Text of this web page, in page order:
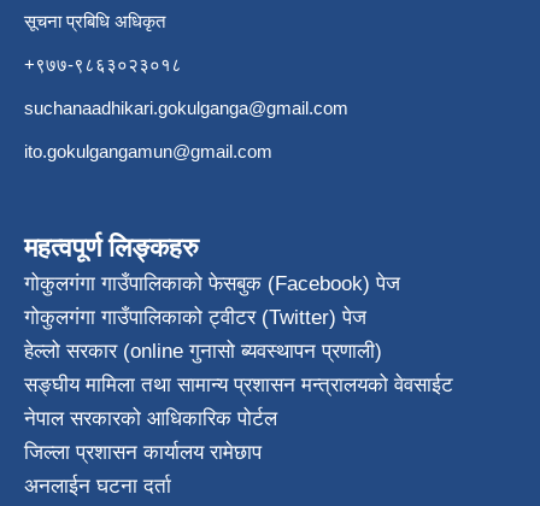
सूचना प्रबिधि अधिकृत
+९७७-९८६३०२३०१८
suchanaadhikari.gokulganga@gmail.com
ito.gokulgangamun@gmail.com
महत्वपूर्ण लिङ्कहरु
गोकुलगंगा गाउँपालिकाको फेसबुक (Facebook) पेज
गोकुलगंगा गाउँपालिकाको ट्वीटर (Twitter) पेज
हेल्लो सरकार (online गुनासो ब्यवस्थापन प्रणाली)
सङ्घीय मामिला तथा सामान्य प्रशासन मन्त्रालयको वेवसाईट
नेपाल सरकारको आधिकारिक पोर्टल
जिल्ला प्रशासन कार्यालय रामेछाप
अनलाईन घटना दर्ता